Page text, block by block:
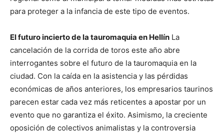
para proteger a la infancia de este tipo de eventos.
El futuro incierto de la tauromaquia en Hellín La
cancelación de la corrida de toros este año abre
interrogantes sobre el futuro de la tauromaquia en la
ciudad. Con la caída en la asistencia y las pérdidas
económicas de años anteriores, los empresarios taurinos
parecen estar cada vez más reticentes a apostar por un
evento que no garantiza el éxito. Asimismo, la creciente
oposición de colectivos animalistas y la controversia